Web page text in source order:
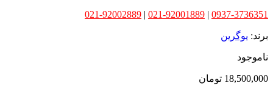
0937-3736351
|
021-92001889
|
021-92002889
برند: یوگرین
ناموجود
18,500,000 تومان